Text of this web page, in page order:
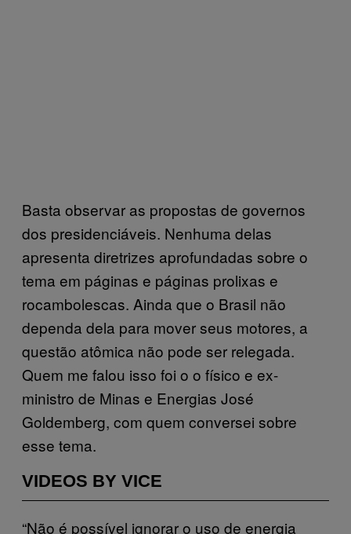
Basta observar as propostas de governos
dos presidenciáveis. Nenhuma delas
apresenta diretrizes aprofundadas sobre o
tema em páginas e páginas prolixas e
rocambolescas. Ainda que o Brasil não
dependa dela para mover seus motores, a
questão atômica não pode ser relegada.
Quem me falou isso foi o o físico e ex-
ministro de Minas e Energias José
Goldemberg, com quem conversei sobre
esse tema.
VIDEOS BY VICE
“Não é possível ignorar o uso de energia